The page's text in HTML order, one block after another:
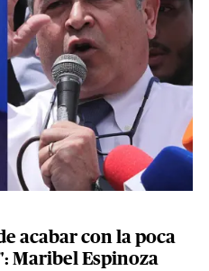
acabar con la poca
Maribel Espinoza